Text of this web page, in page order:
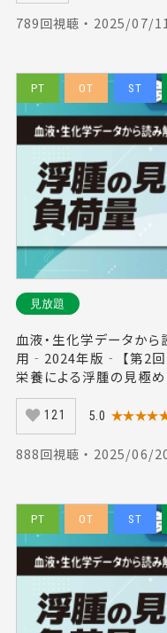
789回視聴 ・ 2025/07/
PT OT ST
見放題
血液・生化学データから
用‐2024年版‐ 【第2
栄養による浮腫の見極
121 5.0
888回視聴 ・ 2025/06/
PT OT ST